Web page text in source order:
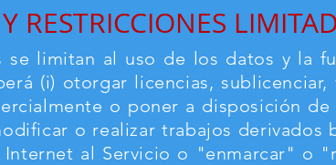
RESTRICCIONES
se limitan al uso de los datos y la
(i) otorgar licencias,
o poner a disposición
o realizar trabajos
Internet al Servicio o "enmarcar" o